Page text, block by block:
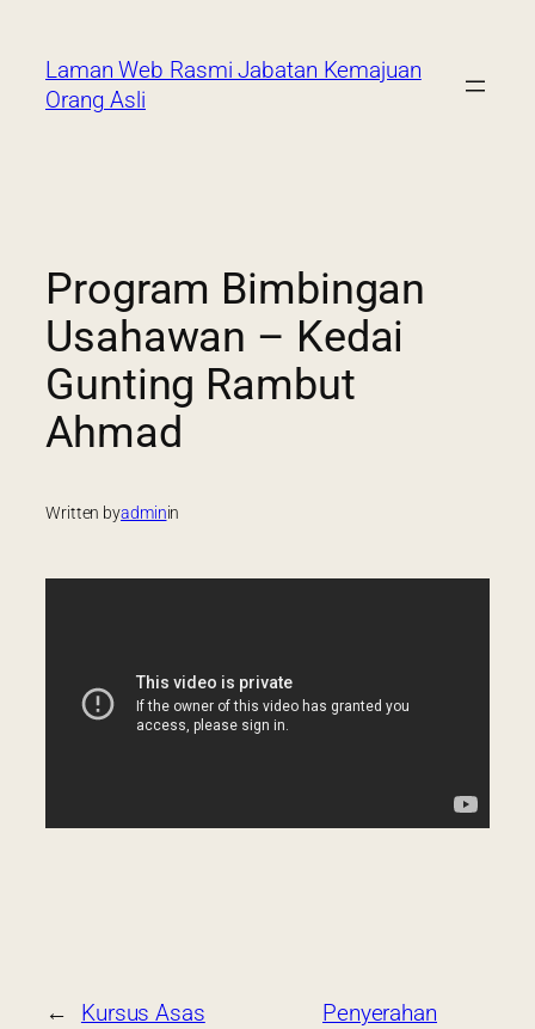
Laman Web Rasmi Jabatan Kemajuan
Orang Asli
Program Bimbingan
Usahawan – Kedai
Gunting Rambut
Ahmad
Written byadminin
←
Kursus Asas
Penyerahan